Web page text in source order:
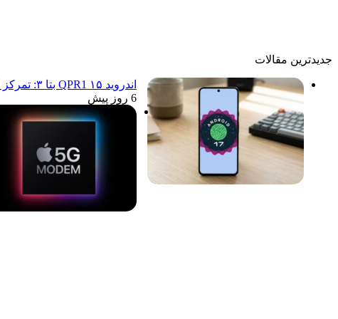
جدیدترین مقالات
اندروید ۱۵ QPR1 بتا ۳: تمرکز انحصاری بر پایداری و رفع اشکالات
6 روز پیش